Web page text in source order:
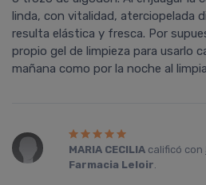
linda, con vitalidad, aterciopelada
resulta elástica y fresca. Por
propio gel de limpieza para usarlo
mañana como por la noche al
MARIA CECILIA calificó con
Farmacia Leloir.